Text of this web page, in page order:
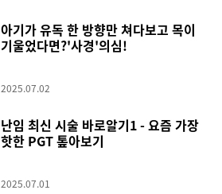
아기가 유독 한 방향만 쳐다보고 목이
기울었다면?'사경'의심!
2025.07.02
난임 최신 시술 바로알기1 - 요즘 가장
핫한 PGT 톺아보기
2025.07.01